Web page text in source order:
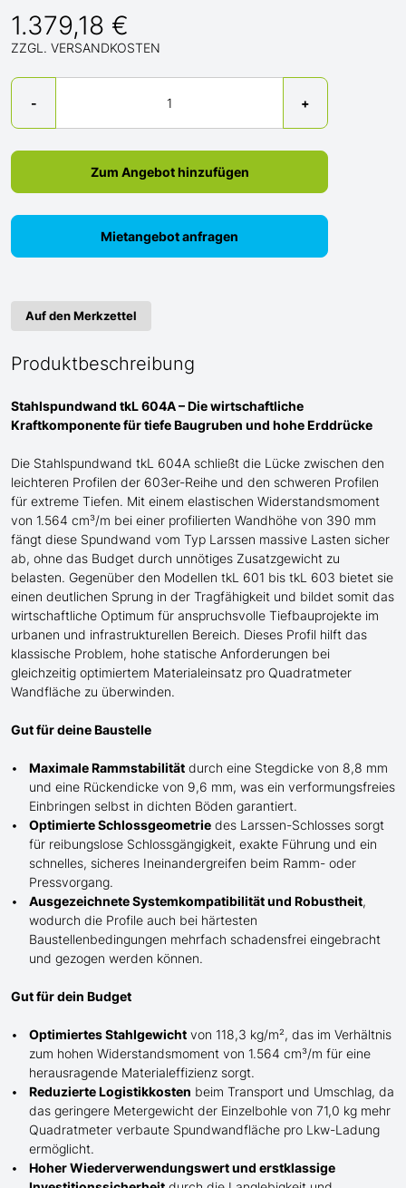
1.379,18 €
ZZGL. VERSANDKOSTEN
-
Menge
+
Zum Angebot hinzufügen
Mietangebot anfragen
Auf den Merkzettel
Produktbeschreibung
Stahlspundwand tkL 604A – Die wirtschaftliche
Kraftkomponente für tiefe Baugruben und hohe Erddrücke
Die Stahlspundwand tkL 604A schließt die Lücke zwischen den
leichteren Profilen der 603er-Reihe und den schweren Profilen
für extreme Tiefen. Mit einem elastischen Widerstandsmoment
von 1.564 cm³/m bei einer profilierten Wandhöhe von 390 mm
fängt diese Spundwand vom Typ Larssen massive Lasten sicher
ab, ohne das Budget durch unnötiges Zusatzgewicht zu
belasten. Gegenüber den Modellen tkL 601 bis tkL 603 bietet sie
einen deutlichen Sprung in der Tragfähigkeit und bildet somit das
wirtschaftliche Optimum für anspruchsvolle Tiefbauprojekte im
urbanen und infrastrukturellen Bereich. Dieses Profil hilft das
klassische Problem, hohe statische Anforderungen bei
gleichzeitig optimiertem Materialeinsatz pro Quadratmeter
Wandfläche zu überwinden.
Gut für deine Baustelle
Maximale Rammstabilität durch eine Stegdicke von 8,8 mm
und eine Rückendicke von 9,6 mm, was ein verformungsfreies
Einbringen selbst in dichten Böden garantiert.
Optimierte Schlossgeometrie des Larssen-Schlosses sorgt
für reibungslose Schlossgängigkeit, exakte Führung und ein
schnelles, sicheres Ineinandergreifen beim Ramm- oder
Pressvorgang.
Ausgezeichnete Systemkompatibilität und Robustheit,
wodurch die Profile auch bei härtesten
Baustellenbedingungen mehrfach schadensfrei eingebracht
und gezogen werden können.
Gut für dein Budget
Optimiertes Stahlgewicht von 118,3 kg/m², das im Verhältnis
zum hohen Widerstandsmoment von 1.564 cm³/m für eine
herausragende Materialeffizienz sorgt.
Reduzierte Logistikkosten beim Transport und Umschlag, da
das geringere Metergewicht der Einzelbohle von 71,0 kg mehr
Quadratmeter verbaute Spundwandfläche pro Lkw-Ladung
ermöglicht.
Hoher Wiederverwendungswert und erstklassige